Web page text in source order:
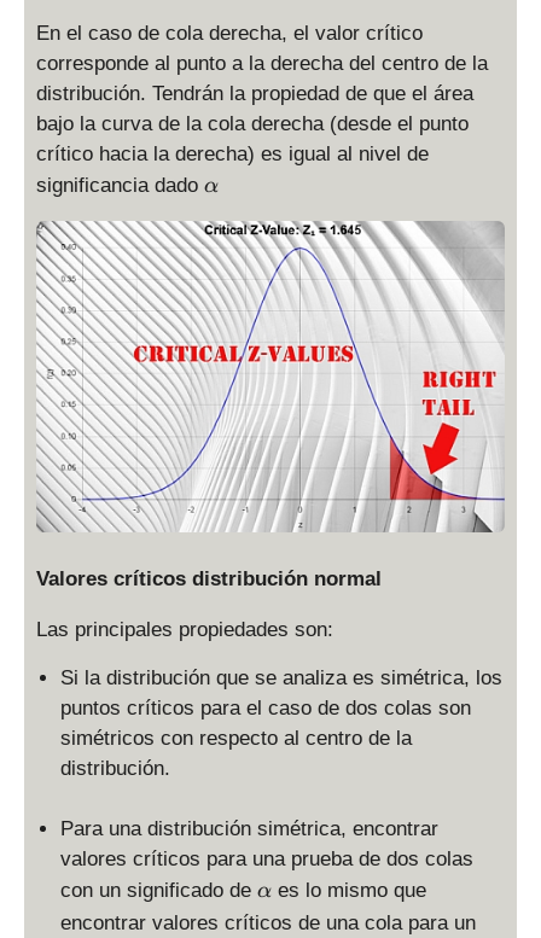
l
p
h
En el caso de cola derecha, el valor crítico
corresponde al punto a la derecha del centro de la
distribución. Tendrán la propiedad de que el área
bajo la curva de la cola derecha (desde el punto
crítico hacia la derecha) es igual al nivel de
significancia dado \
l
p
h
a
α
Valores críticos distribución normal
Las principales propiedades son:
Si la distribución que se analiza es simétrica, los
puntos críticos para el caso de dos colas son
simétricos con respecto al centro de la
distribución.
Para una distribución simétrica, encontrar
valores críticos para una prueba de dos colas
con un significado de \
a
α es lo mismo que
encontrar valores críticos de una cola para un